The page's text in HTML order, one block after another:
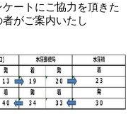
ートにご協力を頂きた
がご案内いたし